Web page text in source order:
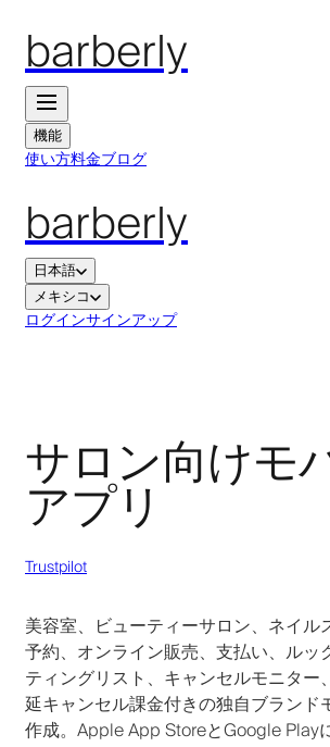
barberly
機能
使い方料金ブログ
barberly
日本語
メキシコ
ログインサインアップ
サロン向けモ
アプリ
Trustpilot
美容室、ビューティーサロン、ネイ
予約、オンライン販売、支払い、ルッ
ティングリスト、キャンセルモニター
延キャンセル課金付きの独自ブランド
作成。Apple App StoreとGoogle Play